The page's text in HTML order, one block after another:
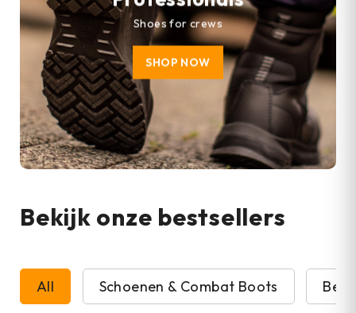
Shoes for crews
SHOP NOW
Bekijk onze bestsellers
All Schoenen & Combat Boots